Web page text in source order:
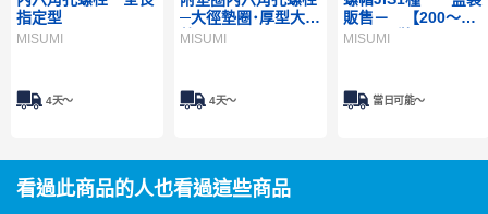
指定型
MISUMI
4天～
─大徑墊圈･厚型大徑
墊圈─
MISUMI
4天～
販售－ 【200～
1,000入裝】
MISUMI
當日可能〜
看過此商品的人也看過這些商品